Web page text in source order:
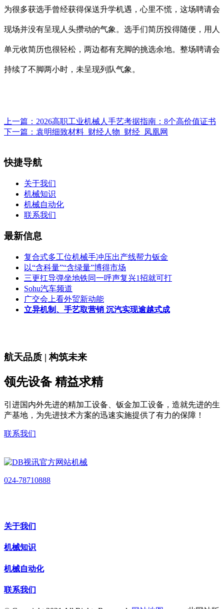
为很多获选手曾经获得保送升学机遇，心里不慌，这场聘请会
现场并没有呈现人头攒动的气象。选手们简历投得随便，用人
单元收简历也很轻松，两边都有充脚的挑选余地。整场聘请会
持续了不脚两小时，未呈现列队气象。
上一篇： 2026高职工业机械人手艺考据指南：8个高价值证书
下一篇： 袁明细致材料_财经人物_财经_凤凰网
快捷导航
关于我们
机械知识
机械自动化
联系我们
最新信息
复合式多工位机械手冲压出产线帮力钣金
以“含科量”“含绿量”博得市场
三更扛导弹坐地铁同一呼声复兴1招就可打
Sohu汽车频道
广交会上看外贸新动能
立异机制、手艺取营销 沉汽实现逾越式成
航天品质 | 构筑未来
领先设备 精益求精
引进国内外先进的精加工设备、钣金加工设备，造就先进的生
产基地，为先进技术方案的迅速实施提供了有力的保障！
联系我们
024-78710888
关于我们
机械知识
机械自动化
联系我们